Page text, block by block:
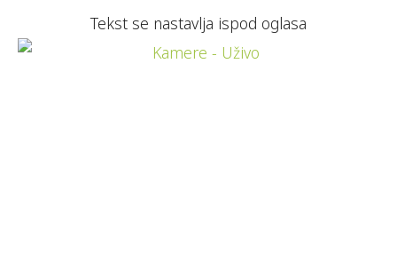
Tekst se nastavlja ispod oglasa